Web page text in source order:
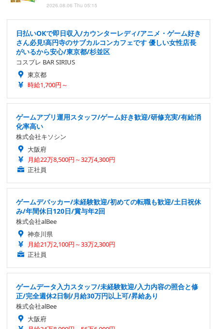
2026.08.06 Thu 05:15
日払いOKで即日収入/カウンターレディ/アニメ・ゲーム好き
さん必見!高円寺のサブカルコンカフェです 優しい女性店長
がいるから安心/東京都/杉並区
コスプレ BAR SIRIUS
東京都
時給1,700円～
ゲームアプリ運用スタッフ/ゲーム好き歓迎/研修充実/有給消
化率高い
株式会社キソシン
大阪府
月給22万8,500円～32万4,300円
正社員
ゲームデバッカー/未経験歓迎/初めての転職も歓迎/土日祝休
み/年間休日120日/賞与年2回
株式会社alBee
神奈川県
月給21万2,100円～33万2,300円
正社員
ゲームデータ入力スタッフ/未経験歓迎/入力内容の照合と修
正/完全週休2日制/月給30万円以上可/昇給あり
株式会社alBee
大阪府